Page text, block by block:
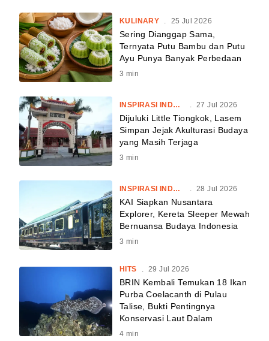
KULINARY 25 Jul 2026
Sering Dianggap Sama,
Ternyata Putu Bambu dan Putu
Ayu Punya Banyak Perbedaan
3 min
INSPIRASI INDONESIA . 27 Jul 2026
Dijuluki Little Tiongkok, Lasem
Simpan Jejak Akulturasi Budaya
yang Masih Terjaga
3 min
INSPIRASI INDONESIA . 28 Jul 2026
KAI Siapkan Nusantara
Explorer, Kereta Sleeper Mewah
Bernuansa Budaya Indonesia
3 min
HITS . 29 Jul 2026
BRIN Kembali Temukan 18 Ikan
Purba Coelacanth di Pulau
Talise, Bukti Pentingnya
Konservasi Laut Dalam
4 min